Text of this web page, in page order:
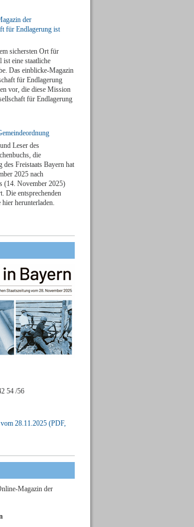
der
für Endlagerung ist
sichersten Ort für
ist eine staatliche
Das einblicke-Magazin
für Endlagerung
vor, die diese Mission
für Endlagerung
Leser des
die
des Freistaats Bayern hat
2025 nach
(14. November 2025)
Die entsprechenden
herunterladen.
54 /56
28.11.2025 (PDF,
Magazin der